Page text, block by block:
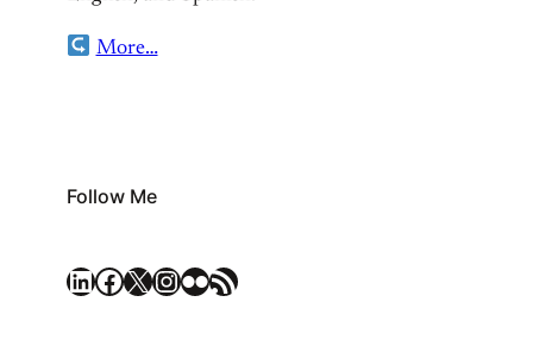
More…
Follow Me
LinkedIn Facebook X Instagram Flickr RSS Feed